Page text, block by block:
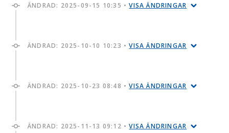
ÄNDRAD: 2025-09-15 10:35 •VISA ÄNDRINGAR
ÄNDRAD: 2025-10-10 10:23 •VISA ÄNDRINGAR
ÄNDRAD: 2025-10-23 08:48 •VISA ÄNDRINGAR
ÄNDRAD: 2025-11-13 09:12 •VISA ÄNDRINGAR